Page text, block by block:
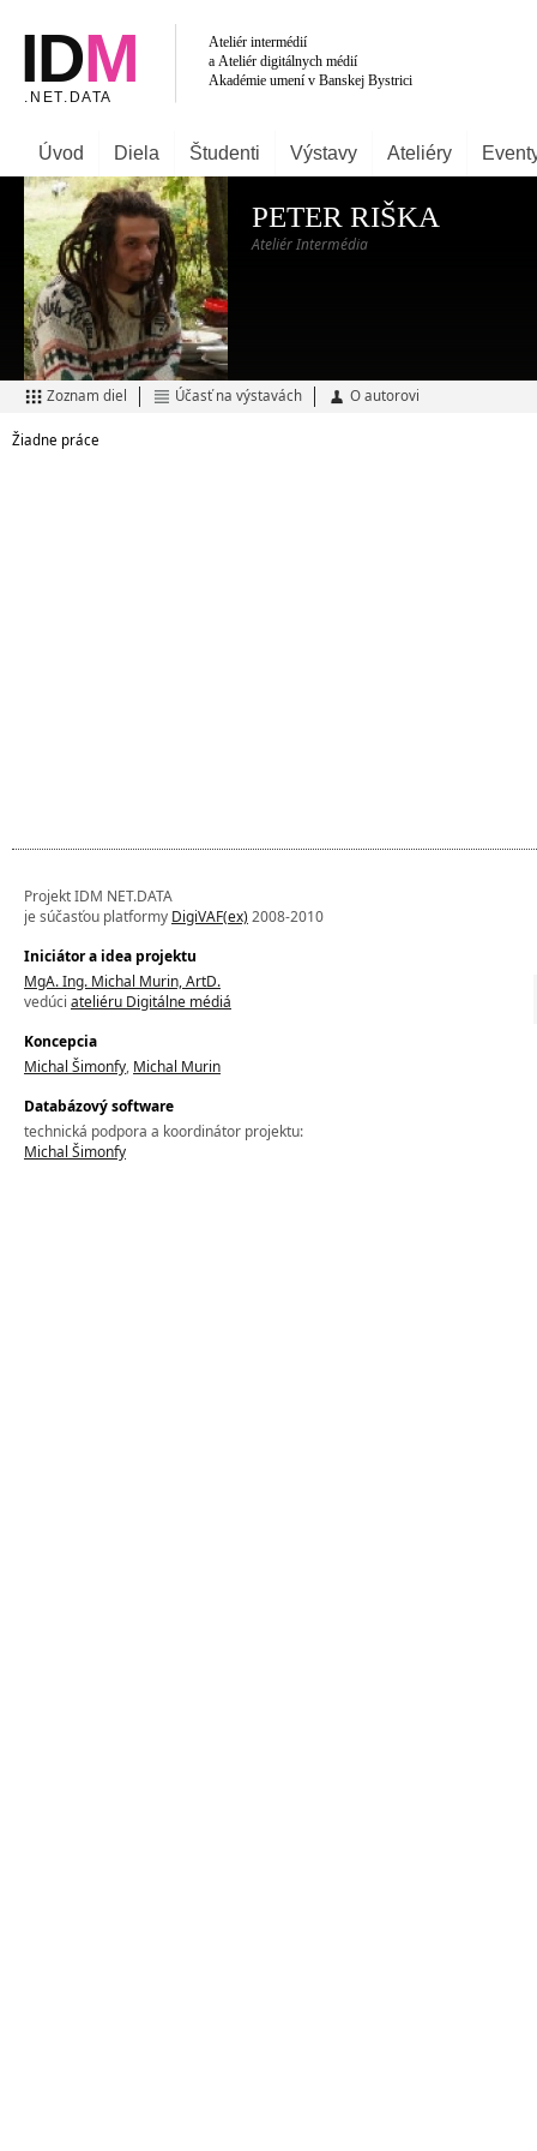
Úvod Diela Študenti Výstavy Ateliéry
PETER RIŠKA
Ateliér Intermédia
Zoznam diel Účasť na výstavách O autorovi
Žiadne práce
Projekt IDM NET.DATA
je súčasťou platformy DigiVAF(ex)2008-2010
Iniciátor a idea projektu
MgA. Ing. Michal Murin, ArtD.
vedúci ateliéru Digitálne médiá
Koncepcia
Michal Šimonfy, Michal Murin
Databázový software
technická podpora a koordinátor projektu:
Michal Šimonfy